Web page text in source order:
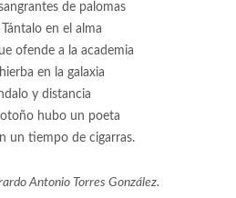
de palomas
en el alma
ofende a la academia
en la galaxia
y distancia
hubo un poeta
un tiempo de cigarras.
Antonio Torres González.